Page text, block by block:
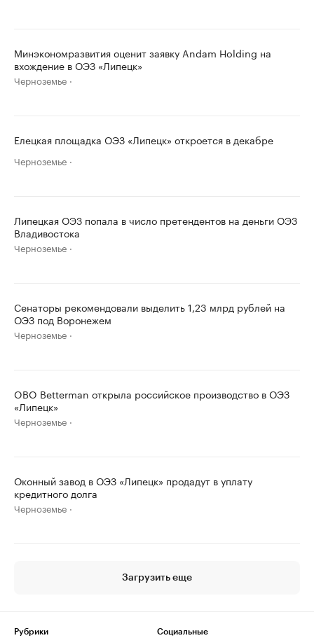
Минэкономразвития оценит заявку Andam Holding на
вхождение в ОЭЗ «Липецк»
Черноземье
Елецкая площадка ОЭЗ «Липецк» откроется в декабре
Черноземье
Липецкая ОЭЗ попала в число претендентов на деньги ОЭЗ
Владивостока
Черноземье
Сенаторы рекомендовали выделить 1,23 млрд рублей на
ОЭЗ под Воронежем
Черноземье
OBO Betterman открыла российское производство в ОЭЗ
«Липецк»
Черноземье
Оконный завод в ОЭЗ «Липецк» продадут в уплату
кредитного долга
Черноземье
Загрузить еще
Рубрики
Социальные